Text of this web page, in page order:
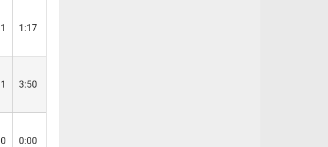
1
1:17
1
3:50
0
0:00